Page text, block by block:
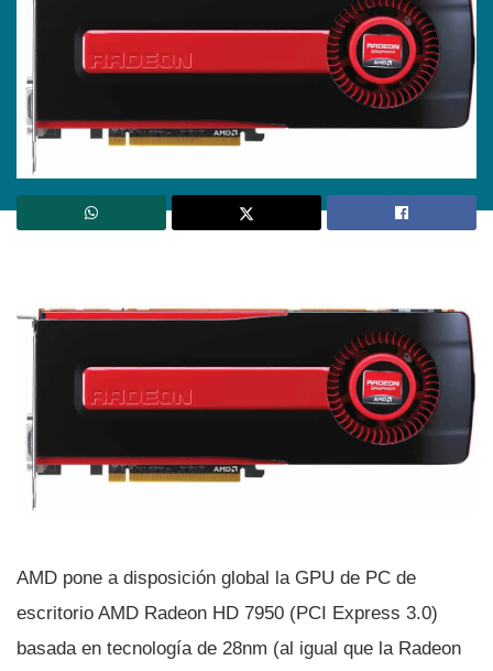
AMD pone a disposición global la GPU de PC de
escritorio AMD Radeon HD 7950 (PCI Express 3.0)
basada en tecnologí­a de 28nm (al igual que la Radeon